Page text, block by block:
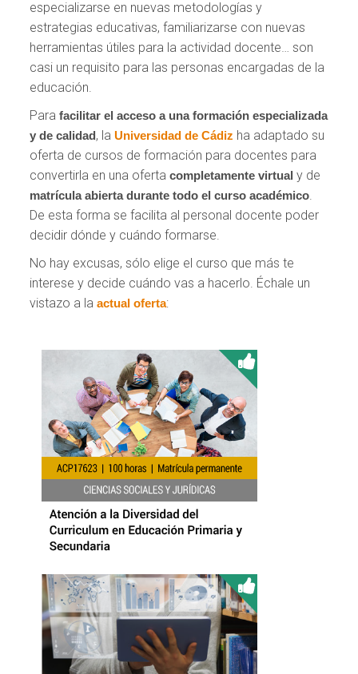
especializarse en nuevas metodologías y
estrategias educativas, familiarizarse con nuevas
herramientas útiles para la actividad docente… son
casi un requisito para las personas encargadas de la
educación.
Parafacilitar el acceso a una formación especializada
y de calidad, laUniversidad de Cádiz ha adaptado su
oferta de cursos de formación para docentes para
convertirla en una ofertacompletamente virtual y de
matrícula abierta durante todo el curso académico.
De esta forma se facilita al personal docente poder
decidir dónde y cuándo formarse.
No hay excusas, sólo elige el curso que más te
interese y decide cuándo vas a hacerlo. Échale un
vistazo a laactual oferta: